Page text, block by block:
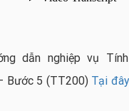
dẫn nghiệp vụ
Bước 5 (TT200) Tại đây